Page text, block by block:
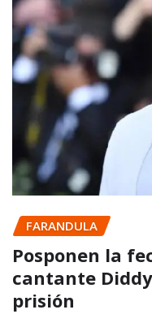
FARANDULA
Posponen la
cantante
prisión